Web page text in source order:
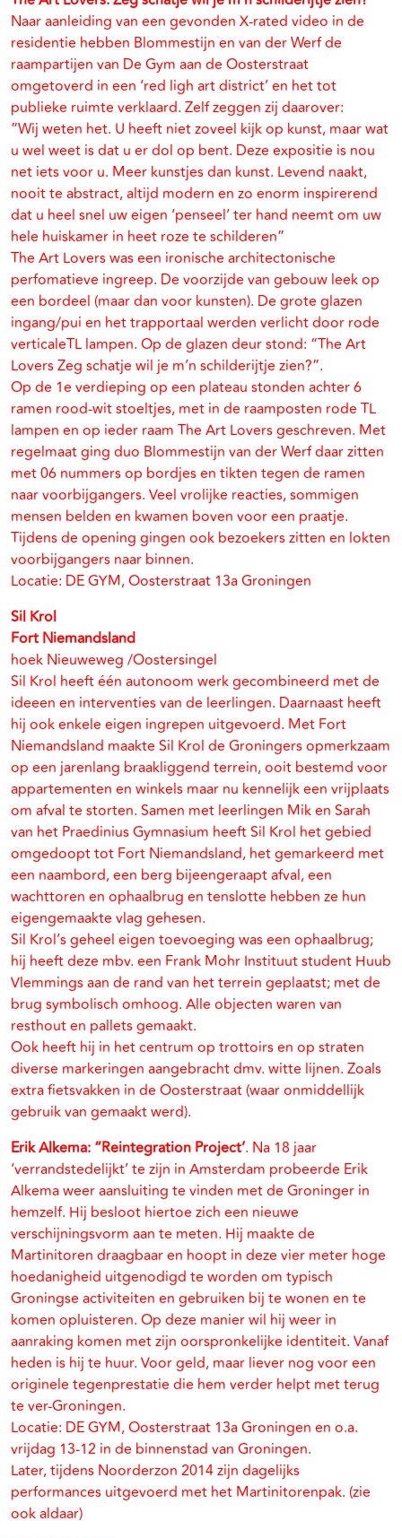
Naar aanleiding van een gevonden X-rated video in de
residentie hebben Blommestijn en van der Werf de
raampartijen van De Gym aan de Oosterstraat
omgetoverd in een ‘red ligh art district’ en het tot
publieke ruimte verklaard. Zelf zeggen zij daarover:
”Wij weten het. U heeft niet zoveel kijk op kunst, maar wat
u wel weet is dat u er dol op bent. Deze expositie is nou
net iets voor u. Meer kunstjes dan kunst. Levend naakt,
nooit te abstract, altijd modern en zo enorm inspirerend
dat u heel snel uw eigen ‘penseel’ ter hand neemt om uw
hele huiskamer in heet roze te schilderen”
The Art Lovers was een ironische architectonische
perfomatieve ingreep. De voorzijde van gebouw leek op
een bordeel (maar dan voor kunsten). De grote glazen
ingang/pui en het trapportaal werden verlicht door rode
verticaleTL lampen. Op de glazen deur stond: “The Art
Lovers Zeg schatje wil je m’n schilderijtje zien?”.
Op de 1e verdieping op een plateau stonden achter 6
ramen rood-wit stoeltjes, met in de raamposten rode TL
lampen en op ieder raam The Art Lovers geschreven. Met
regelmaat ging duo Blommestijn van der Werf daar zitten
met 06 nummers op bordjes en tikten tegen de ramen
naar voorbijgangers. Veel vrolijke reacties, sommigen
mensen belden en kwamen boven voor een praatje.
Tijdens de opening gingen ook bezoekers zitten en lokten
voorbijgangers naar binnen.
Locatie: DE GYM, Oosterstraat 13a Groningen
Sil Krol
Fort Niemandsland
hoek Nieuweweg /Oostersingel
Sil Krol heeft één autonoom werk gecombineerd met de
ideeen en interventies van de leerlingen. Daarnaast heeft
hij ook enkele eigen ingrepen uitgevoerd. Met Fort
Niemandsland maakte Sil Krol de Groningers opmerkzaam
op een jarenlang braakliggend terrein, ooit bestemd voor
appartementen en winkels maar nu kennelijk een vrijplaats
om afval te storten. Samen met leerlingen Mik en Sarah
van het Praedinius Gymnasium heeft Sil Krol het gebied
omgedoopt tot Fort Niemandsland, het gemarkeerd met
een naambord, een berg bijeengeraapt afval, een
wachttoren en ophaalbrug en tenslotte hebben ze hun
eigengemaakte vlag gehesen.
Sil Krol’s geheel eigen toevoeging was een ophaalbrug;
hij heeft deze mbv. een Frank Mohr Instituut student Huub
Vlemmings aan de rand van het terrein geplaatst; met de
brug symbolisch omhoog. Alle objecten waren van
resthout en pallets gemaakt.
Ook heeft hij in het centrum op trottoirs en op straten
diverse markeringen aangebracht dmv. witte lijnen. Zoals
extra fietsvakken in de Oosterstraat (waar onmiddellijk
gebruik van gemaakt werd).
Erik Alkema: “Reintegration Project’. Na 18 jaar
‘verrandstedelijkt’ te zijn in Amsterdam probeerde Erik
Alkema weer aansluiting te vinden met de Groninger in
hemzelf. Hij besloot hiertoe zich een nieuwe
verschijningsvorm aan te meten. Hij maakte de
Martinitoren draagbaar en hoopt in deze vier meter hoge
hoedanigheid uitgenodigd te worden om typisch
Groningse activiteiten en gebruiken bij te wonen en te
komen opluisteren. Op deze manier wil hij weer in
aanraking komen met zijn oorspronkelijke identiteit. Vanaf
heden is hij te huur. Voor geld, maar liever nog voor een
originele tegenprestatie die hem verder helpt met terug
te ver-Groningen.
Locatie: DE GYM, Oosterstraat 13a Groningen en o.a.
vrijdag 13-12 in de binnenstad van Groningen.
Later, tijdens Noorderzon 2014 zijn dagelijks
performances uitgevoerd met het Martinitorenpak. (zie
ook aldaar)